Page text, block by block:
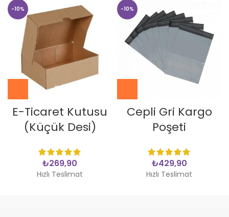
-10%
E-Ticaret Kutusu
(Küçük Desi)
₺
Hızlı Teslimat
-10%
Cepli Gri Kargo
Poşeti
₺
Hızlı Teslimat